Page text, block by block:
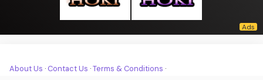
About Us · Contact Us ·Terms & Conditions ·